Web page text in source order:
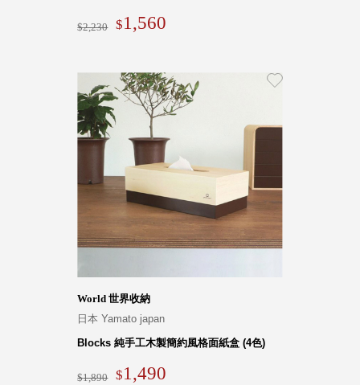
2,230 1,560
World 世界收納
日本 Yamato japan
Blocks 純手工木製簡約風格面紙盒 (4色)
1,890 1,490